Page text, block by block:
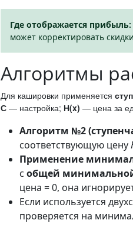
Где отображается прибыль:
может корректировать
Алгоритмы
Для кашировки применяется
С — настройка; Н(x) — цена за
Алгоритм №2
соответствующую цену
Применение
с общей
цена = 0, она
Если используется
проверяется на